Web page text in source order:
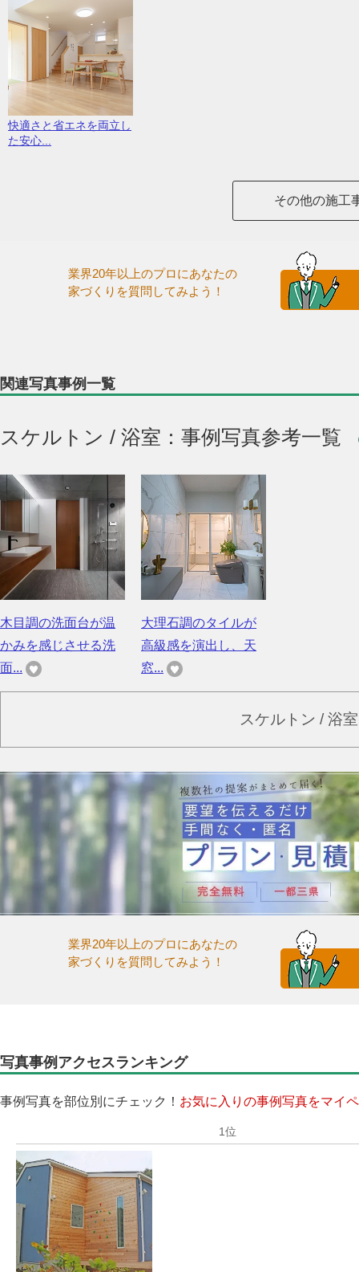
快適さと省エネを両立し
た安心...
その他の施工
業界20年以上のプロにあなたの
家づくりを質問してみよう！
関連写真事例一覧
スケルトン / 浴室：事例写真参考一覧
木目調の洗面台が温
かみを感じさせる洗
面...
大理石調のタイルが
高級感を演出し、天
窓...
スケルトン / 浴
業界20年以上のプロにあなたの
家づくりを質問してみよう！
写真事例アクセスランキング
事例写真を部位別にチェック！ お気に入りの事例写真をマイ